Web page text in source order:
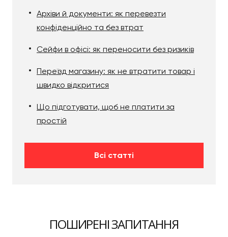
Архіви й документи: як перевезти
конфіденційно та без втрат
Сейфи в офісі: як переносити без ризиків
Переїзд магазину: як не втратити товар і
швидко відкритися
Що підготувати, щоб не платити за
простій
Всі статті
ПОШИРЕНІ ЗАПИТАННЯ